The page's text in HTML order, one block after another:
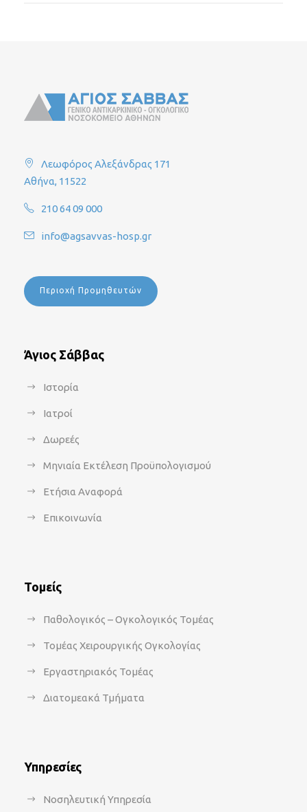
Λεωφόρος Αλεξάνδρας 171
Αθήνα, 11522
210 64 09 000
info@agsavvas-hosp.gr
Περιοχή Προμηθευτών
Άγιος Σάββας
Ιστορία
Ιατροί
Δωρεές
Μηνιαία Εκτέλεση Προϋπολογισμού
Ετήσια Αναφορά
Επικοινωνία
Τομείς
Παθολογικός – Ογκολογικός Τομέας
Τομέας Χειρουργικής Ογκολογίας
Εργαστηριακός Τομέας
Διατομεακά Τμήματα
Υπηρεσίες
Νοσηλευτική Υπηρεσία